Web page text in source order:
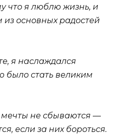
что я люблю жизнь, и
из основных радостей
я наслаждался
было стать великим
мечты не сбываются —
если за них бороться.